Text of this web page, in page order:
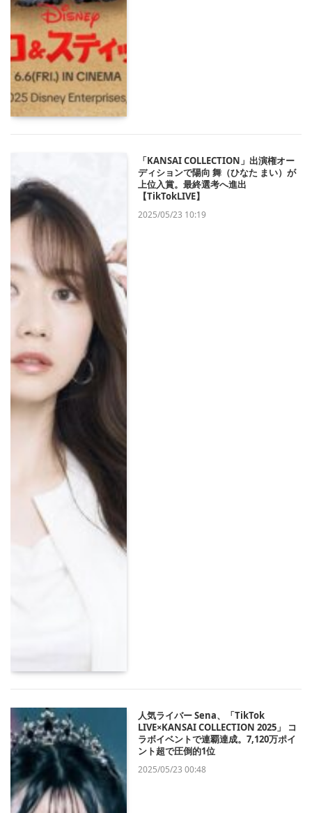
「KANSAI COLLECTION」出演権オー
ディションで陽向 舞（ひなた まい）が
上位入賞。最終選考へ進出
【TikTokLIVE】
2025/05/23 10:19
人気ライバー Sena、「TikTok
LIVE×KANSAI COLLECTION 2025」 コ
ラボイベントで連覇達成。7,120万ポイ
ント超で圧倒的1位
2025/05/23 00:48